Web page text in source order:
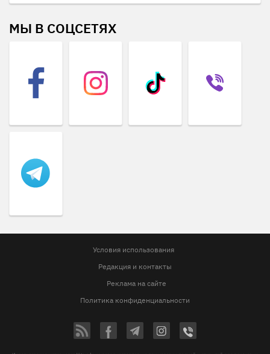
МЫ В СОЦСЕТЯХ
Условия использования
Редакция и контакты
Реклама на сайте
Политика конфиденциальности